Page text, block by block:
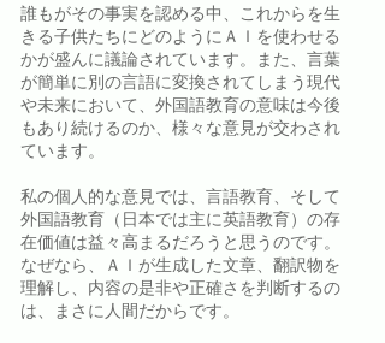
誰もがその事実を認める中、これからを生
きる子供たちにどのようにＡＩを使わせる
かが盛んに議論されています。また、言葉
が簡単に別の言語に変換されてしまう現代
や未来において、外国語教育の意味は今後
もあり続けるのか、様々な意見が交わされ
ています。
私の個人的な意見では、言語教育、そして
外国語教育（日本では主に英語教育）の存
在価値は益々高まるだろうと思うのです。
なぜなら、ＡＩが生成した文章、翻訳物を
理解し、内容の是非や正確さを判断するの
は、まさに人間だからです。